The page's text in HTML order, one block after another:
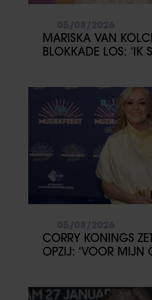
MARISKA VAN
BLOKKADE LOS: ‘IK
CORRY KONINGS
OPZIJ: ‘VOOR MIJN